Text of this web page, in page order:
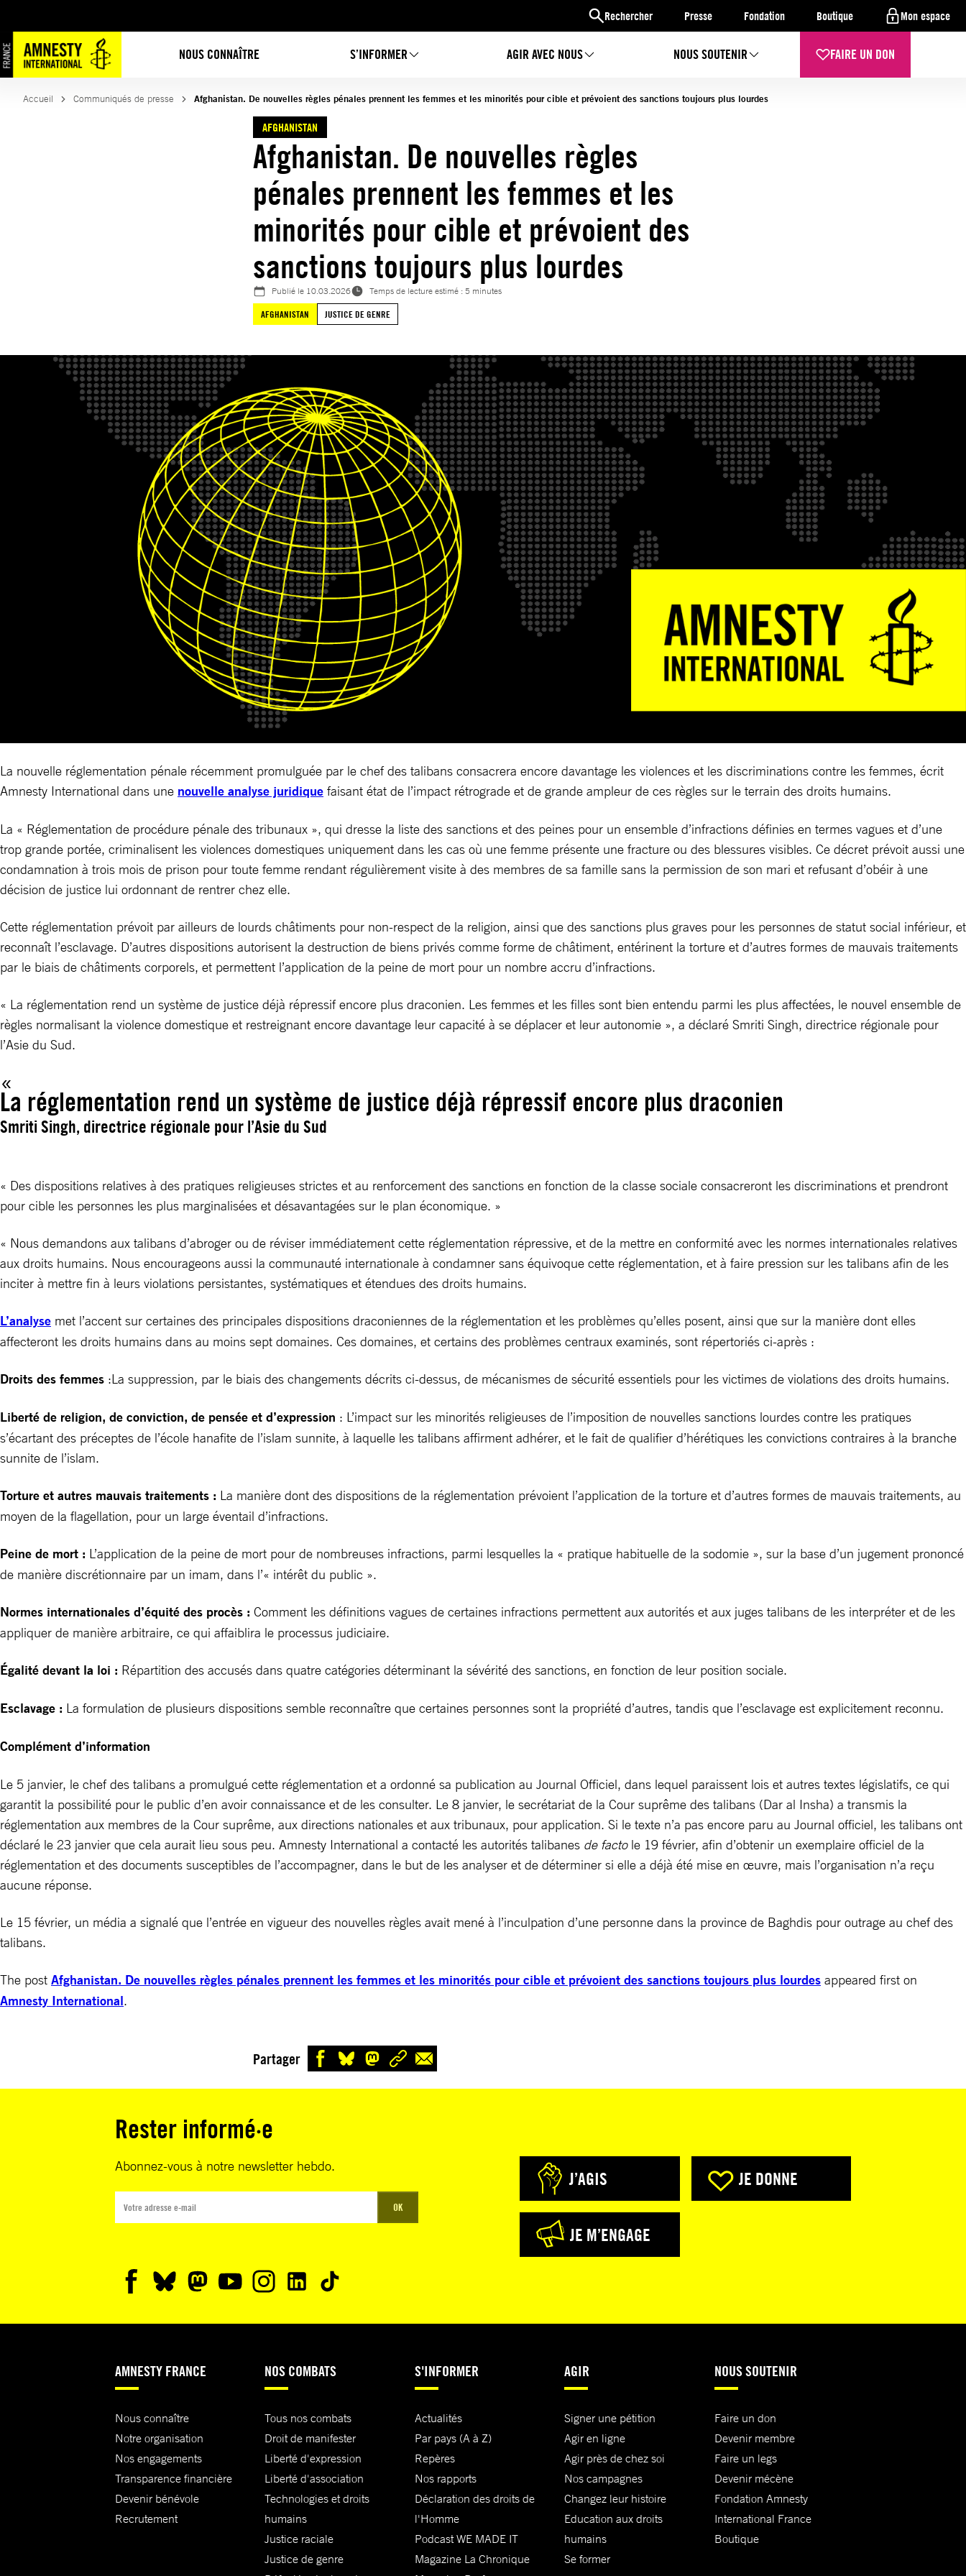
Rechercher Presse Fondation Boutique Mon espace
NOUS CONNAÎTRE S’INFORMER AGIR AVEC NOUS NOUS SOUTENIR FAIRE UN DON
au
contenu
Accueil Communiqués de presse Afghanistan. De nouvelles règles pénales prennent les femmes et les minorités pour cible et prévoient des sanctions toujours plus lourdes
AFGHANISTAN
Afghanistan. De nouvelles règles
pénales prennent les femmes et les
minorités pour cible et prévoient des
sanctions toujours plus lourdes
Publié le 10.03.2026
Temps de lecture estimé : 5 minutes
AFGHANISTAN
JUSTICE DE GENRE
La nouvelle réglementation pénale récemment promulguée par le chef des talibans consacrera encore davantage les violences et les discriminations contre les femmes, écrit
Amnesty International dans une nouvelle analyse juridique faisant état de l’impact rétrograde et de grande ampleur de ces règles sur le terrain des droits humains.
La « Réglementation de procédure pénale des tribunaux », qui dresse la liste des sanctions et des peines pour un ensemble d’infractions définies en termes vagues et d’une
trop grande portée, criminalisent les violences domestiques uniquement dans les cas où une femme présente une fracture ou des blessures visibles. Ce décret prévoit aussi une
condamnation à trois mois de prison pour toute femme rendant régulièrement visite à des membres de sa famille sans la permission de son mari et refusant d’obéir à une
décision de justice lui ordonnant de rentrer chez elle.
Cette réglementation prévoit par ailleurs de lourds châtiments pour non-respect de la religion, ainsi que des sanctions plus graves pour les personnes de statut social inférieur, et
reconnaît l’esclavage. D’autres dispositions autorisent la destruction de biens privés comme forme de châtiment, entérinent la torture et d’autres formes de mauvais traitements
par le biais de châtiments corporels, et permettent l’application de la peine de mort pour un nombre accru d’infractions.
« La réglementation rend un système de justice déjà répressif encore plus draconien. Les femmes et les filles sont bien entendu parmi les plus affectées, le nouvel ensemble de
règles normalisant la violence domestique et restreignant encore davantage leur capacité à se déplacer et leur autonomie », a déclaré Smriti Singh, directrice régionale pour
l’Asie du Sud.
La réglementation rend un système de justice déjà répressif encore plus draconien
Smriti Singh, directrice régionale pour l’Asie du Sud
« Des dispositions relatives à des pratiques religieuses strictes et au renforcement des sanctions en fonction de la classe sociale consacreront les discriminations et prendront
pour cible les personnes les plus marginalisées et désavantagées sur le plan économique. »
« Nous demandons aux talibans d’abroger ou de réviser immédiatement cette réglementation répressive, et de la mettre en conformité avec les normes internationales relatives
aux droits humains. Nous encourageons aussi la communauté internationale à condamner sans équivoque cette réglementation, et à faire pression sur les talibans afin de les
inciter à mettre fin à leurs violations persistantes, systématiques et étendues des droits humains.
L’analyse met l’accent sur certaines des principales dispositions draconiennes de la réglementation et les problèmes qu’elles posent, ainsi que sur la manière dont elles
affecteront les droits humains dans au moins sept domaines. Ces domaines, et certains des problèmes centraux examinés, sont répertoriés ci-après :
Droits des femmes :La suppression, par le biais des changements décrits ci-dessus, de mécanismes de sécurité essentiels pour les victimes de violations des droits humains.
Liberté de religion, de conviction, de pensée et d’expression : L’impact sur les minorités religieuses de l’imposition de nouvelles sanctions lourdes contre les pratiques
s’écartant des préceptes de l’école hanafite de l’islam sunnite, à laquelle les talibans affirment adhérer, et le fait de qualifier d’hérétiques les convictions contraires à la branche
sunnite de l’islam.
Torture et autres mauvais traitements : La manière dont des dispositions de la réglementation prévoient l’application de la torture et d’autres formes de mauvais traitements, au
moyen de la flagellation, pour un large éventail d’infractions.
Peine de mort : L’application de la peine de mort pour de nombreuses infractions, parmi lesquelles la « pratique habituelle de la sodomie », sur la base d’un jugement prononcé
de manière discrétionnaire par un imam, dans l’« intérêt du public ».
Normes internationales d’équité des procès : Comment les définitions vagues de certaines infractions permettent aux autorités et aux juges talibans de les interpréter et de les
appliquer de manière arbitraire, ce qui affaiblira le processus judiciaire.
Égalité devant la loi : Répartition des accusés dans quatre catégories déterminant la sévérité des sanctions, en fonction de leur position sociale.
Esclavage : La formulation de plusieurs dispositions semble reconnaître que certaines personnes sont la propriété d’autres, tandis que l’esclavage est explicitement reconnu.
Complément d’information
Le 5 janvier, le chef des talibans a promulgué cette réglementation et a ordonné sa publication au Journal Officiel, dans lequel paraissent lois et autres textes législatifs, ce qui
garantit la possibilité pour le public d’en avoir connaissance et de les consulter. Le 8 janvier, le secrétariat de la Cour suprême des talibans (Dar al Insha) a transmis la
réglementation aux membres de la Cour suprême, aux directions nationales et aux tribunaux, pour application. Si le texte n’a pas encore paru au Journal officiel, les talibans ont
déclaré le 23 janvier que cela aurait lieu sous peu. Amnesty International a contacté les autorités talibanes de facto le 19 février, afin d’obtenir un exemplaire officiel de la
réglementation et des documents susceptibles de l’accompagner, dans le but de les analyser et de déterminer si elle a déjà été mise en œuvre, mais l’organisation n’a reçu
aucune réponse.
Le 15 février, un média a signalé que l’entrée en vigueur des nouvelles règles avait mené à l’inculpation d’une personne dans la province de Baghdis pour outrage au chef des
talibans.
The post Afghanistan. De nouvelles règles pénales prennent les femmes et les minorités pour cible et prévoient des sanctions toujours plus lourdes appeared first on
Amnesty International.
Partager
Rester informé·e
Abonnez-vous à notre newsletter hebdo.
OK
J’AGIS JE DONNE
JE M’ENGAGE
AMNESTY FRANCE
Nous connaître
Notre organisation
Nos engagements
Transparence financière
Devenir bénévole
Recrutement
NOS COMBATS
Tous nos combats
Droit de manifester
Liberté d'expression
Liberté d'association
Technologies et droits
humains
Justice raciale
Justice de genre
S'INFORMER
Actualités
Par pays (A à Z)
Repères
Nos rapports
Déclaration des droits de
l'Homme
Podcast WE MADE IT
Magazine La Chronique
AGIR
Signer une pétition
Agir en ligne
Agir près de chez soi
Nos campagnes
Changez leur histoire
Education aux droits
humains
Se former
NOUS SOUTENIR
Faire un don
Devenir membre
Faire un legs
Devenir mécène
Fondation Amnesty
International France
Boutique